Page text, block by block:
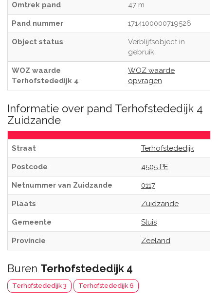
Omtrek pand 47 m
Pand nummer 1714100000719526
Object status
Verblijfsobject in
gebruik
WOZ waarde
Terhofstededijk 4
WOZ waarde
opvragen
Informatie over pand Terhofstededijk 4
Zuidzande
Straat Terhofstededijk
Postcode 4505 PE
Netnummer van Zuidzande 0117
Plaats Zuidzande
Gemeente Sluis
Provincie Zeeland
Buren Terhofstededijk 4
Terhofstededijk 3 Terhofstededijk 6